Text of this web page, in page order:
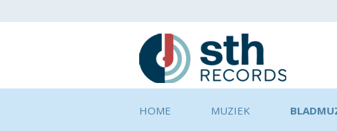
HOME MUZIEK